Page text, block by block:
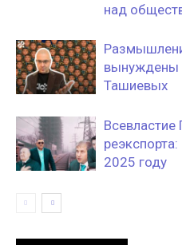
над
вынуждены
Ташиевых
2025 году